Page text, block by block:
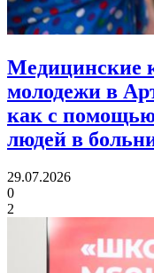
Медицинские
молодежи в
как с
людей в
29.07.2026
0
2